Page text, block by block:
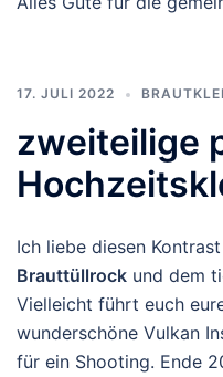
17. JULI 2022
zweiteilige
Ich liebe diesen
Brauttüllrock und dem
Vielleicht führt euch
wunderschöne Vulkan
für ein Shooting. Ende